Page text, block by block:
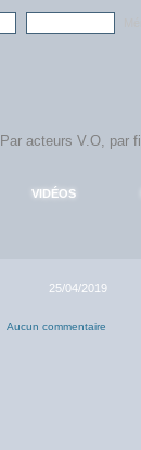
VIDÉOS
25/04/2019
Aucun commentaire